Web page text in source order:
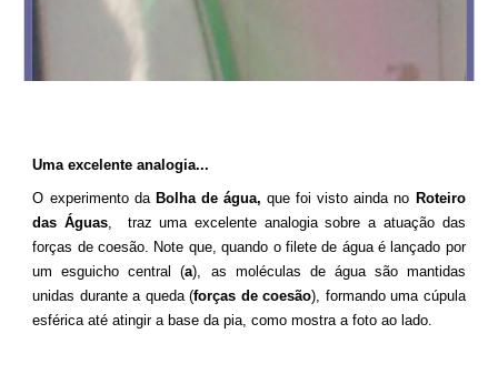
Uma excelente analogia...
O experimento da Bolha de água,que foi visto ainda no Roteiro
das Águas, traz uma excelente analogia sobre a atuação das
forças de coesão. Note que, quando o filete de água é lançado por
um esguicho central (a), as moléculas de água são mantidas
unidas durante a queda (forças de coesão), formando uma cúpula
esférica até atingir a base da pia, como mostra a foto ao lado.